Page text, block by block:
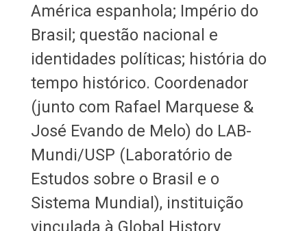
América espanhola; Império do
Brasil; questão nacional e
identidades políticas; história do
tempo histórico. Coordenador
(junto com Rafael Marquese &
José Evando de Melo) do LAB-
Mundi/USP (Laboratório de
Estudos sobre o Brasil e o
Sistema Mundial), instituição
vinculada à Global History